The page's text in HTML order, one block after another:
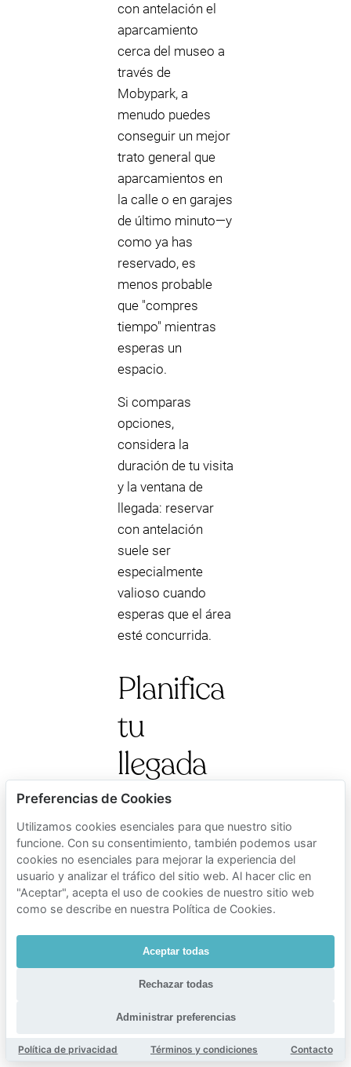
con antelación el
aparcamiento
cerca del museo a
través de
Mobypark, a
menudo puedes
conseguir un mejor
trato general que
aparcamientos en
la calle o en garajes
de último minuto—y
como ya has
reservado, es
menos probable
que "compres
tiempo" mientras
esperas un
espacio.
Si comparas
opciones,
considera la
duración de tu visita
y la ventana de
llegada: reservar
con antelación
suele ser
especialmente
valioso cuando
esperas que el área
esté concurrida.
Planifica
tu
llegada
para que
coincida
con el
día del
museo
Ámsterdam en los
aumentar durante
Preferencias de Cookies
Utilizamos cookies esenciales para que nuestro sitio
funcione. Con su consentimiento, también podemos usar
cookies no esenciales para mejorar la experiencia del
usuario y analizar el tráfico del sitio web. Al hacer clic en
"Aceptar", acepta el uso de cookies de nuestro sitio web
como se describe en nuestra Política de Cookies.
Aceptar todas
Rechazar todas
Administrar preferencias
Política de privacidad Términos y condiciones Contacto